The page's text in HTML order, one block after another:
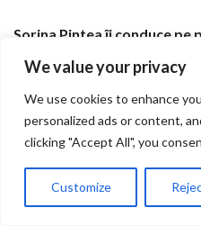
We value your privacy
We use cookies to enhance
personalized ads or content,
clicking "Accept All", you
Customize
Sorina Pintea îi conduce pe
secretară, unde Mihai Coste
o în punga ei, din birou.
Din descrierea cronologică
atenție de 1 martie.